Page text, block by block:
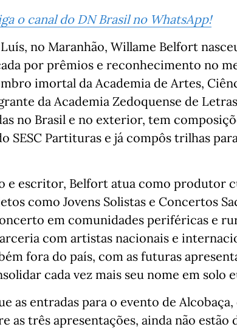
o canal do DN Brasil no WhatsApp!
no Maranhão, Willame Belfort
por prêmios e reconhecimento no
imortal da Academia de Artes,
da Academia Zedoquense de
no Brasil e no exterior, tem
SESC Partituras e já compôs trilhas
e escritor, Belfort atua como produtor
como Jovens Solistas e Concertos
em comunidades periféricas e
com artistas nacionais e
fora do país, com as futuras
cada vez mais seu nome em solo
as entradas para o evento de
as três apresentações, ainda não estão